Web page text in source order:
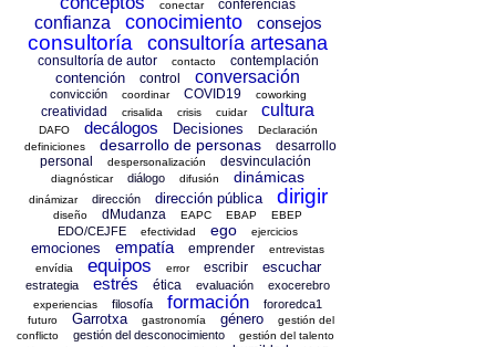
conectar conferencias
confianza conocimiento consejos
consultoría consultoría artesana
consultoría de autor contacto contemplación
contención control conversación
convicción coordinar COVID19 coworking
creatividad crisalida crisis cuidar cultura
DAFO decálogos Decisiones
Declaración
definiciones
desarrollo de personas
desarrollo
personal
despersonalización desvinculación
diagnósticar diálogo difusión dinámicas
dinámizar dirección dirección pública dirigir
diseño dMudanza EAPC EBAP EBEP
EDO/CEJFE efectividad ego ejercicios
emociones empatía emprender
entrevistas
envídia
equipos error escribir escuchar
estrategia estrés ética evaluación exocerebro
experiencias filosofía formación fororedca1
futuro Garrotxa gastronomía género
gestión del
conflicto
gestión del desconocimiento
gestión del talento